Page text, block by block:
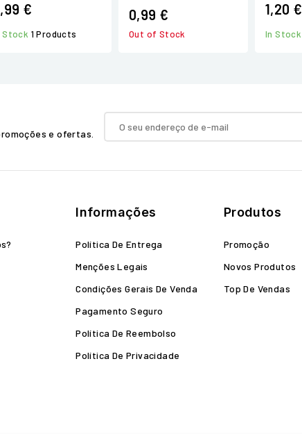
€
Stock 1 Products
0,99 €
Out of Stock
1,20 €
In Stock
e ofertas.
Informações
Política De Entrega
Menções Legais
Condições Gerais De Venda
Pagamento Seguro
Política De Reembolso
Política De Privacidade
Produtos
Promoção
Novos Produtos
Top De Vendas